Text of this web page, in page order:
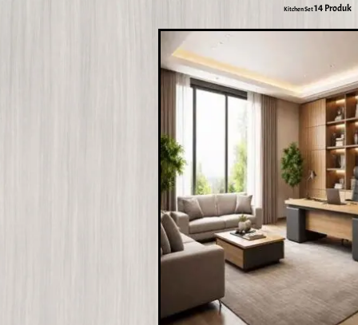
Kitchen Set14 Produk